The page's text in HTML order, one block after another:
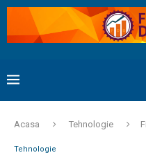
Acasa Tehnologie
Tehnologie